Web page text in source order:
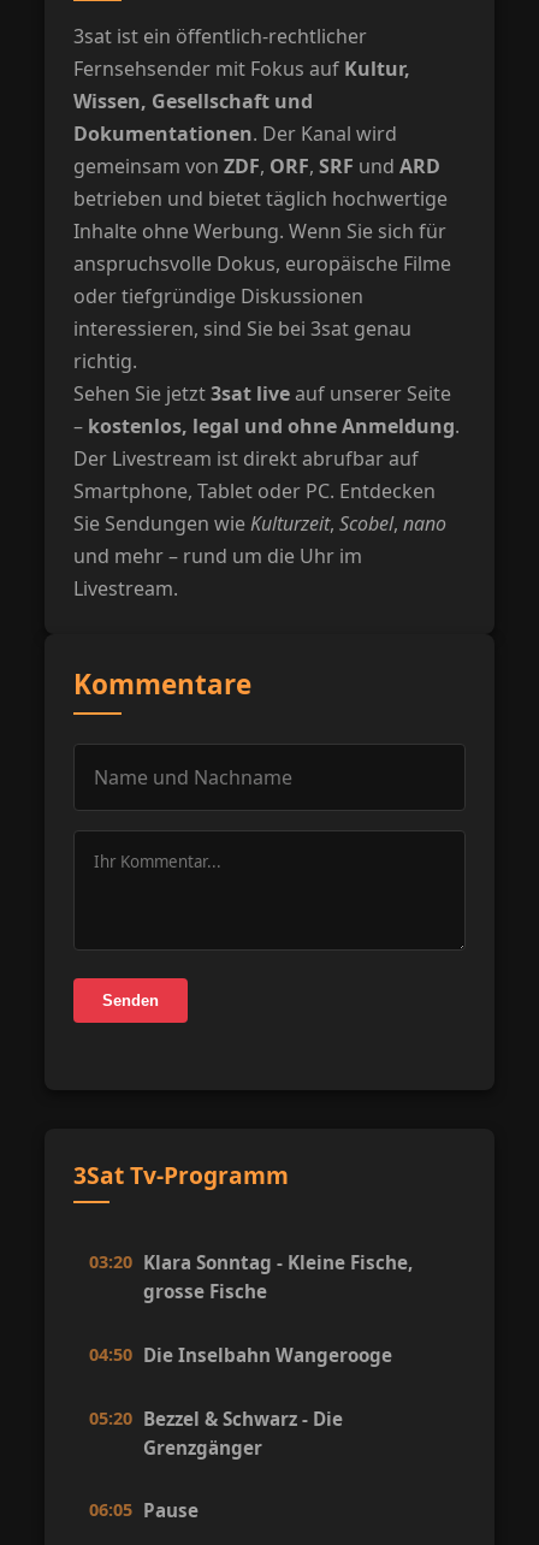
3sat ist ein öffentlich-rechtlicher
Fernsehsender mit Fokus auf Kultur,
Wissen, Gesellschaft und
Dokumentationen. Der Kanal wird
gemeinsam vonZDF, ORF,SRF undARD
betrieben und bietet täglich hochwertige
Inhalte ohne Werbung. Wenn Sie sich für
anspruchsvolle Dokus, europäische Filme
oder tiefgründige Diskussionen
interessieren, sind Sie bei 3sat genau
richtig.
Sehen Sie jetzt3sat liveauf unserer Seite
– kostenlos, legal und ohne Anmeldung.
Der Livestream ist direkt abrufbar auf
Smartphone, Tablet oder PC. Entdecken
Sie Sendungen wieKulturzeit,Scobel,nano
und mehr – rund um die Uhr im
Livestream.
Kommentare
Senden
3Sat Tv-Programm
03:20 Klara Sonntag - Kleine Fische,
grosse Fische
04:50 Die Inselbahn Wangerooge
05:20 Bezzel & Schwarz - Die
Grenzgänger
06:05 Pause